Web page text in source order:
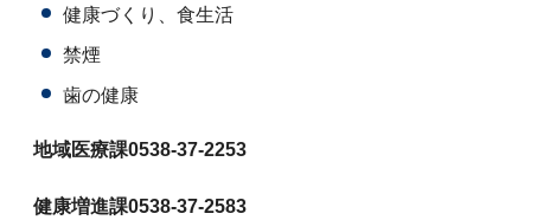
健康づくり、食生活
禁煙
歯の健康
地域医療課0538-37-2253
健康増進課0538-37-2583